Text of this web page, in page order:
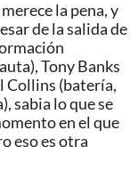
la pena, y
de la salida de
Tony Banks
Collins (batería,
sabia lo que se
en el que
eso es otra